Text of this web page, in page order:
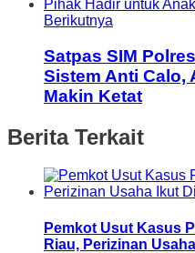
Berikutnya
Satpas SIM
Sistem Anti Calo,
Makin Ketat
Berita Terkait
Pemkot Usut Kasus
Riau, Perizinan